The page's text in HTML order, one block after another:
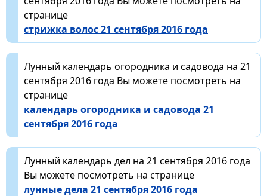
странице
стрижка волос 21 сентября 2016 года
Лунный календарь огородника и садовода на 21
сентября 2016 года Вы можете посмотреть на
странице
календарь огородника и садовода 21
сентября 2016 года
Лунный календарь дел на 21 сентября 2016 года
Вы можете посмотреть на странице
лунные дела 21 сентября 2016 года